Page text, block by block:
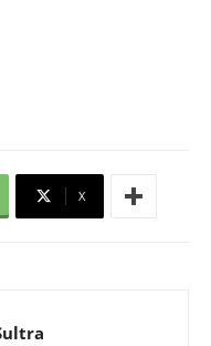
X